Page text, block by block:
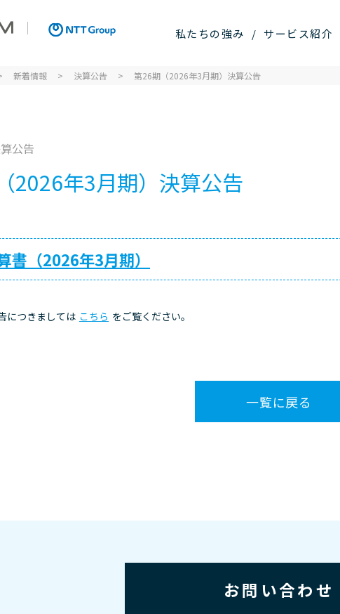
エヌアイシー・ネットシステム株式会社
私たちの強み サービス紹介
新着情報 決算公告 第26期（2026年3月期）決算公告
公告
2026年3月期）決算公告
書（2026年3月期）
につきましては こちら をご覧ください。
一覧に戻る
お問い合わせ